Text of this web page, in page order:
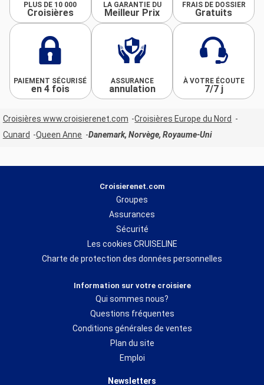
PLUS DE 10 000
Croisières
LA GARANTIE DU
Meilleur Prix
FRAIS DE DOSSIER
Gratuits
PAIEMENT SÉCURISÉ
en 4 fois
ASSURANCE
annulation
À VOTRE ÉCOUTE
7/7 j
Croisières www.croisierenet.com
Croisières Europe du Nord
Cunard
Queen Anne Danemark, Norvège, Royaume-Uni
Croisierenet.com
Groupes
Assurances
Sécurité
Les cookies CRUISELINE
Charte de protection des données personnelles
Information sur votre croisiere
Qui sommes nous?
Questions fréquentes
Conditions générales de ventes
Plan du site
Emploi
Newsletters